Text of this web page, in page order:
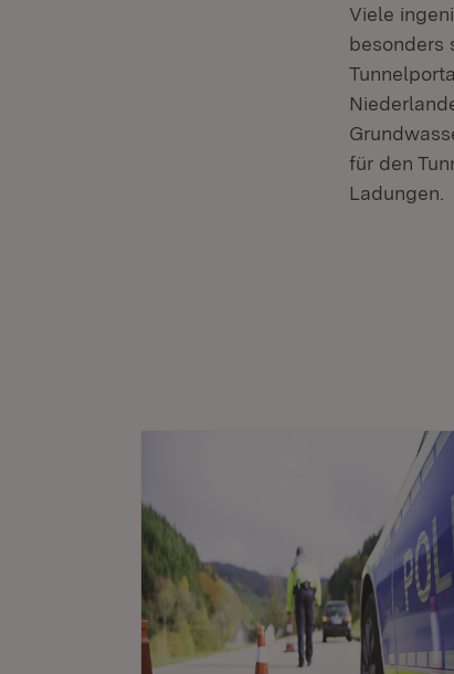
Viele
besonders
für den
Ladungen.